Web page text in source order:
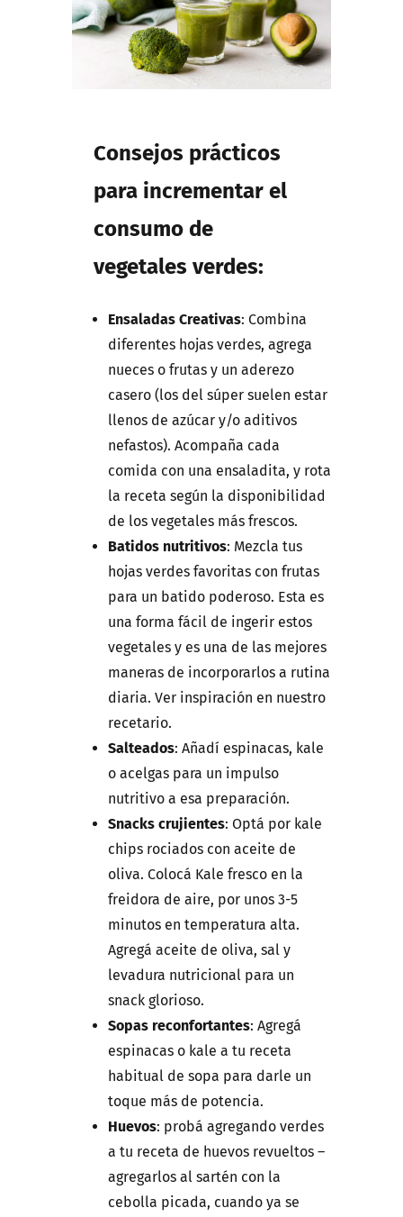
Consejos prácticos
para incrementar el
consumo de
vegetales verdes:
Ensaladas Creativas: Combina
diferentes hojas verdes, agrega
nueces o frutas y un aderezo
casero (los del súper suelen estar
llenos de azúcar y/o aditivos
nefastos). Acompaña cada
comida con una ensaladita, y rota
la receta según la disponibilidad
de los vegetales más frescos.
Batidos nutritivos: Mezcla tus
hojas verdes favoritas con frutas
para un batido poderoso. Esta es
una forma fácil de ingerir estos
vegetales y es una de las mejores
maneras de incorporarlos a rutina
diaria. Ver inspiración en nuestro
recetario.
Salteados: Añadí espinacas, kale
o acelgas para un impulso
nutritivo a esa preparación.
Snacks crujientes: Optá por kale
chips rociados con aceite de
oliva. Colocá Kale fresco en la
freidora de aire, por unos 3-5
minutos en temperatura alta.
Agregá aceite de oliva, sal y
levadura nutricional para un
snack glorioso.
Sopas reconfortantes: Agregá
espinacas o kale a tu receta
habitual de sopa para darle un
toque más de potencia.
Huevos: probá agregando verdes
a tu receta de huevos revueltos –
agregarlos al sartén con la
cebolla picada, cuando ya se